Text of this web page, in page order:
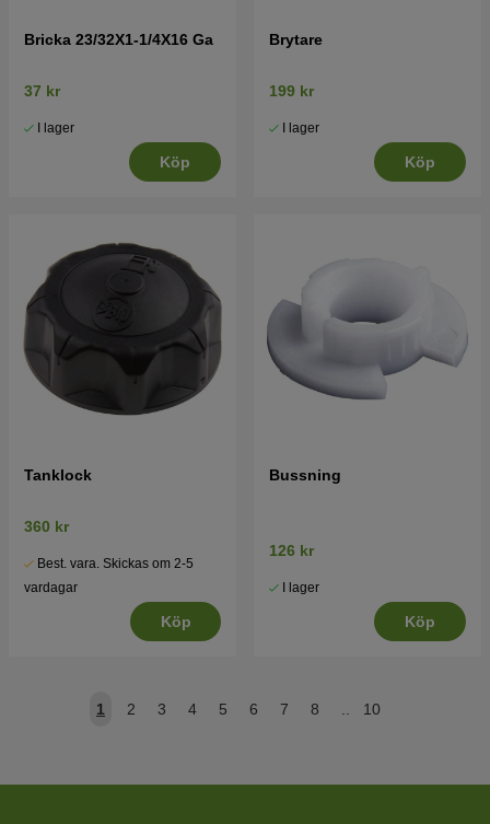
Bricka 23/32X1-1/4X16 Ga
37 kr
I lager
Köp
Brytare
199 kr
I lager
Köp
Tanklock
360 kr
Best. vara. Skickas om 2-5
vardagar
Köp
Bussning
126 kr
I lager
Köp
1 2 3 4 5 6 7 8 .. 10